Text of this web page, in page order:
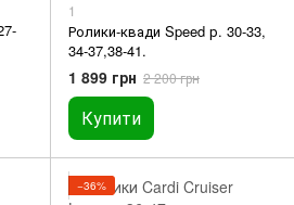
1
Ролики-квади Speed р. 30-33,
34-37,38-41.
1 899 грн 2 200 грн
Купити
−36%